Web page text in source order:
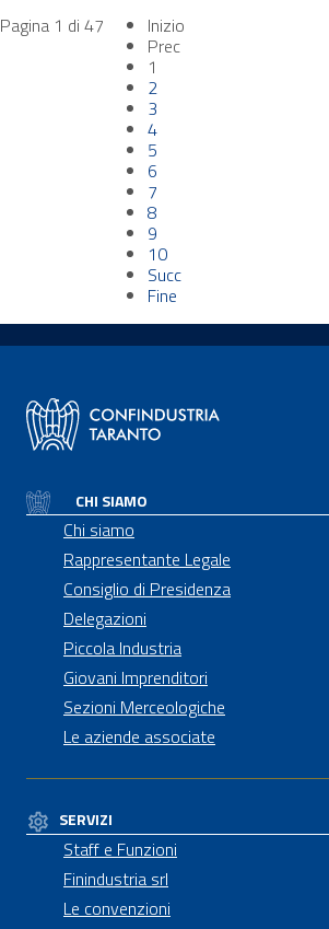
Pagina 1 di 47
Inizio
Prec
1
2
3
4
5
6
7
8
9
10
Succ
Fine
CHI SIAMO
Chi siamo
Rappresentante Legale
Consiglio di Presidenza
Delegazioni
Piccola Industria
Giovani Imprenditori
Sezioni Merceologiche
Le aziende associate
SERVIZI
Staff e Funzioni
Finindustria srl
Le convenzioni